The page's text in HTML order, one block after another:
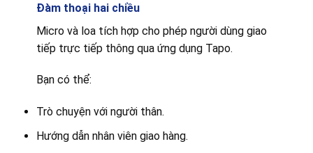
Đàm thoại hai chiều
Micro và loa tích hợp cho phép người dùng giao
tiếp trực tiếp thông qua ứng dụng Tapo.
Bạn có thể:
Trò chuyện với người thân.
Hướng dẫn nhân viên giao hàng.